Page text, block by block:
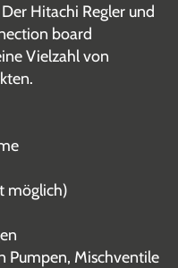
Hitachi Regler und
board
Vielzahl von
möglich)
Pumpen, Mischventile